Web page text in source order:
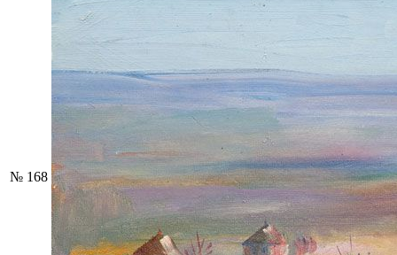
№ 168